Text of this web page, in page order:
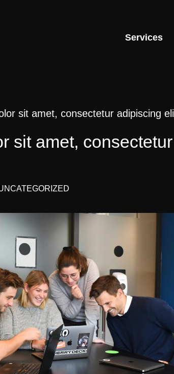
Services
sit amet, consectetur adipiscing
sit amet, consectetur